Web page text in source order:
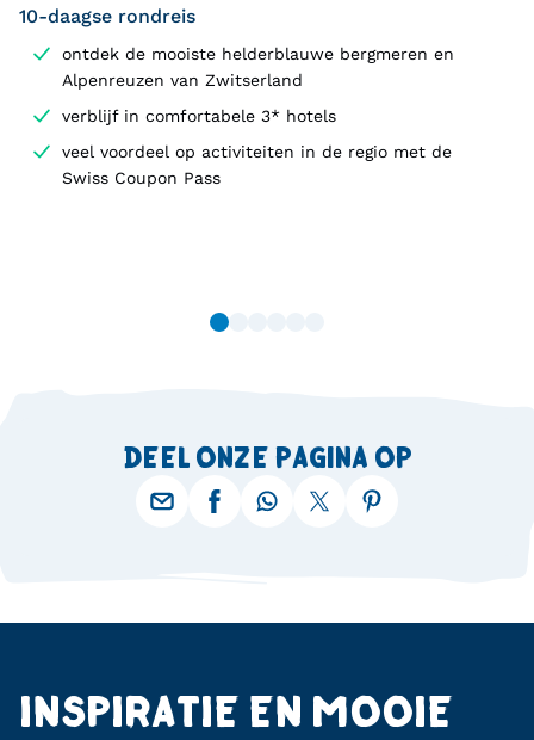
10-daagse rondreis
ontdek de mooiste helderblauwe bergmeren en
Alpenreuzen van Zwitserland
verblijf in comfortabele 3* hotels
veel voordeel op activiteiten in de regio met de
Swiss Coupon Pass
DEEL ONZE PAGINA OP
INSPIRATIE EN MOOIE